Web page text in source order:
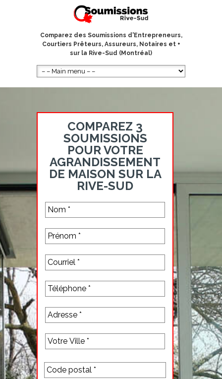
Comparez des Soumissions d'Entrepreneurs,
Courtiers Prêteurs, Assureurs, Notaires et +
sur la Rive-Sud (Montréal)
COMPAREZ 3
SOUMISSIONS
POUR VOTRE
AGRANDISSEMENT
DE MAISON SUR LA
RIVE-SUD